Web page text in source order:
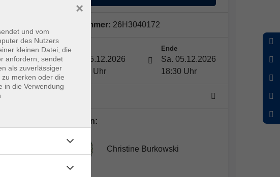
Kursnummer: 26H3040172
Start
Sa. 05.12.2026
10:00 Uhr
Ende
Sa. 05.12.2026
18:30 Uhr
Dozent*in:
Christine Burkowski
und vom
des Nutzers
kleinen Datei, die
anfordern, sendet
als zuverlässiger
merken oder die
in die Verwendung
×